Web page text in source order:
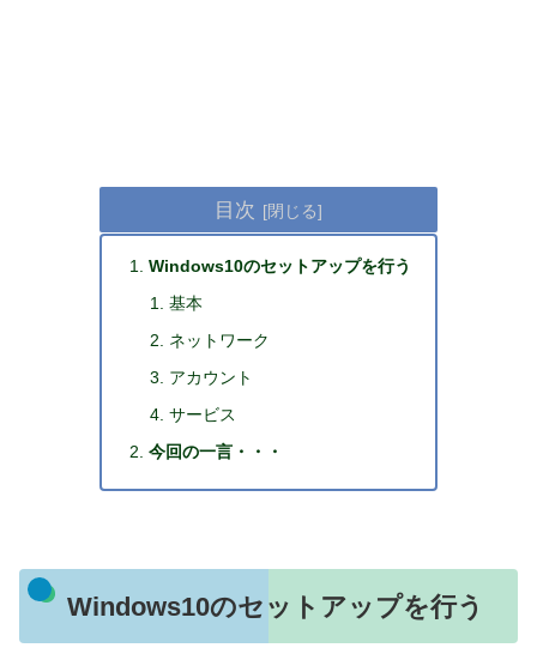
目次
Windows10のセットアップを行う
基本
ネットワーク
アカウント
サービス
今回の一言・・・
Windows10のセットアップを行う